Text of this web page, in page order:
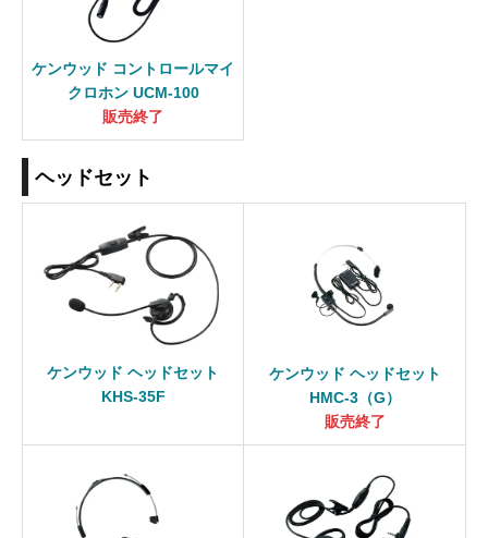
ケンウッド コントロールマイ
クロホン UCM-100
販売終了
ヘッドセット
ケンウッド ヘッドセット
KHS-35F
ケンウッド ヘッドセット
HMC-3（G）
販売終了